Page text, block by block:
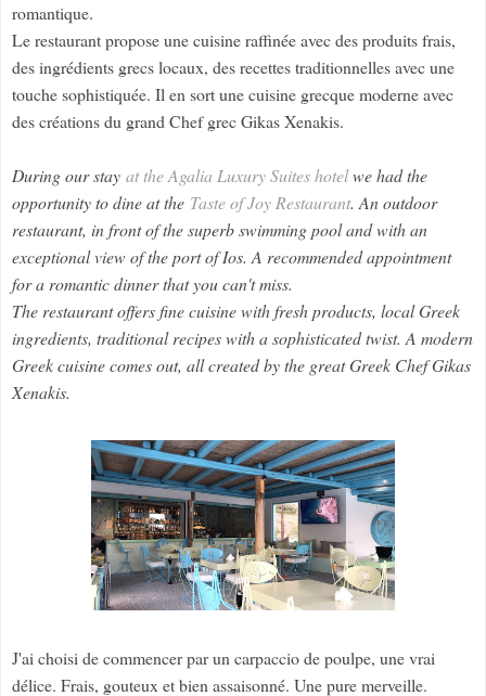
romantique.
Le restaurant propose une cuisine raffinée avec des produits frais,
des ingrédients grecs locaux, des recettes traditionnelles avec une
touche sophistiquée. Il en sort une cuisine grecque moderne avec
des créations du grand Chef grec Gikas Xenakis.
During our stay at the Agalia Luxury Suites hotelwe had the
opportunity to dine at the Taste of Joy Restaurant. An outdoor
restaurant, in front of the superb swimming pool and with an
exceptional view of the port of Ios. A recommended appointment
for a romantic dinner that you can't miss.
The restaurant offers fine cuisine with fresh products, local Greek
ingredients, traditional recipes with a sophisticated twist. A modern
Greek cuisine comes out, all created by the great Greek Chef Gikas
Xenakis.
J'ai choisi de commencer par un carpaccio de poulpe, une vrai
délice. Frais, gouteux et bien assaisonné. Une pure merveille.